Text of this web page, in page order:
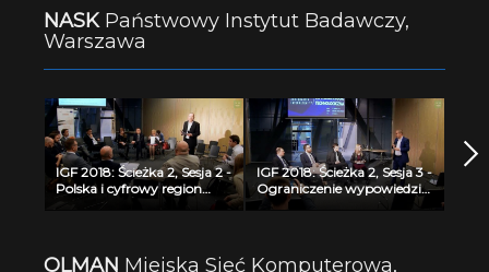
NASK Państwowy Instytut Badawczy,
Warszawa
IGF 2018: Ścieżka 2, Sesja 2 -
Polska i cyfrowy region
IGF 2018: Ścieżka 2, Sesja 3 -
Ograniczenie wypowiedzi
użytkowników na
OLMAN Miejska Sieć Komputerowa,